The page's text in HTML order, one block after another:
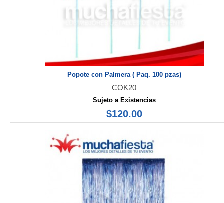
Popote con Palmera ( Paq. 100 pzas)
COK20
Sujeto a Existencias
$120.00